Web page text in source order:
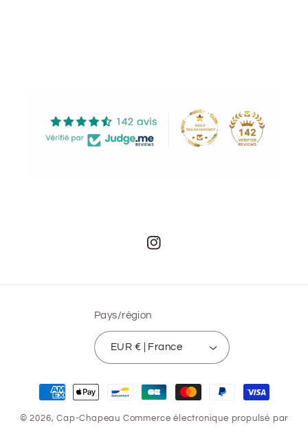
Instagram
Pays/région
EUR € | France
Moyens
de
paiement
© 2026,Cap-Chapeau Commerce électronique propulsé par